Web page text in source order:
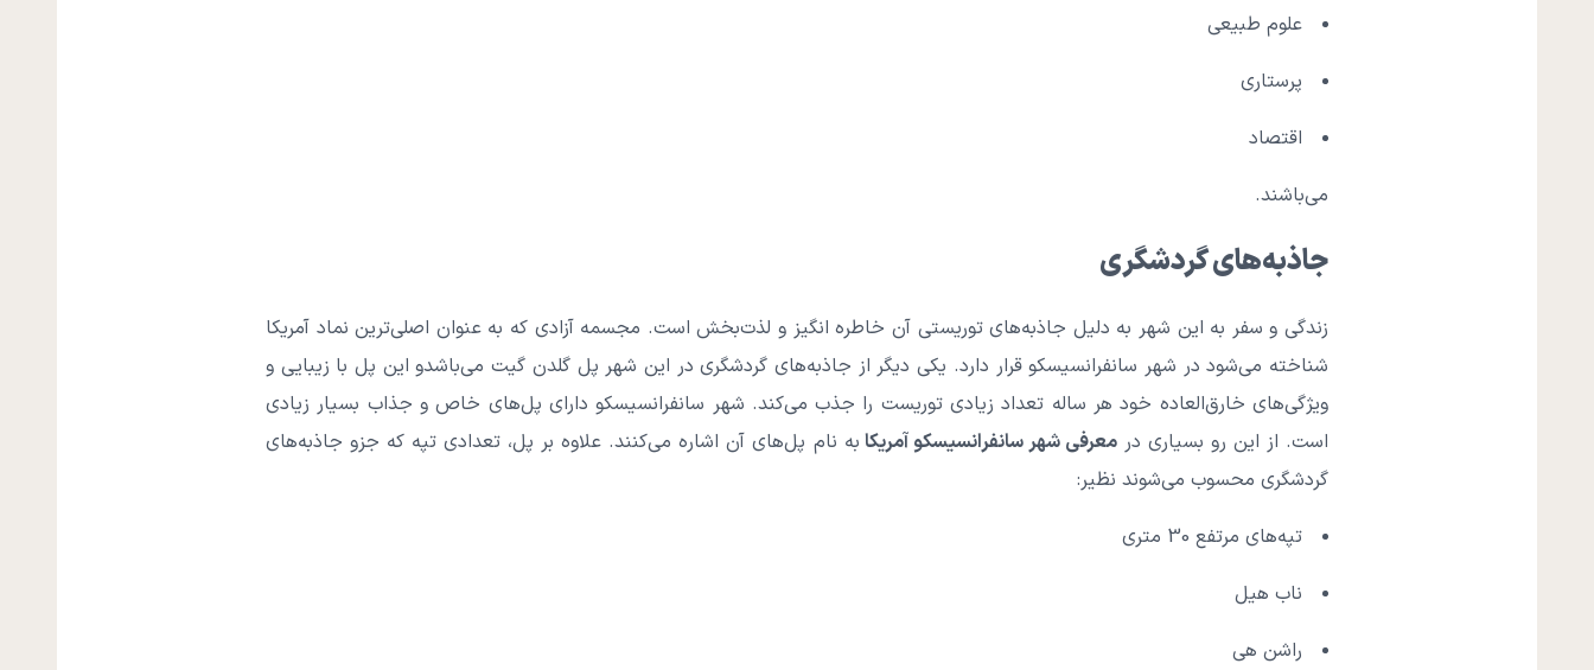
علوم طبیعی
پرستاری
اقتصاد
می‌باشند.
جاذبه‌های گردشگری
زندگی و سفر به این شهر به دلیل جاذبه‌های توریستی آن خاطره انگیز و لذت‌بخش است. مجسمه آزادی که به عنوان اصلی‌ترین نماد آمریکا
شناخته می‌شود در شهر سانفرانسیسکو قرار دارد. یکی دیگر از جاذبه‌های گردشگری در این شهر پل گلدن گیت می‌باشدو این پل با زیبایی و
ویژگی‌های خارق‌العاده خود هر ساله تعداد زیادی توریست را جذب می‌کند. شهر سانفرانسیسکو دارای پل‌های خاص و جذاب بسیار زیادی
است. از این رو بسیاری درمعرفی شهر سانفرانسیسکو آمریکا به نام پل‌های آن اشاره می‌کنند. علاوه بر پل، تعدادی تپه که جزو جاذبه‌های
گردشگری محسوب می‌شوند نظیر:
تپه‌های مرتفع 30 متری
ناب هیل
راشن هی